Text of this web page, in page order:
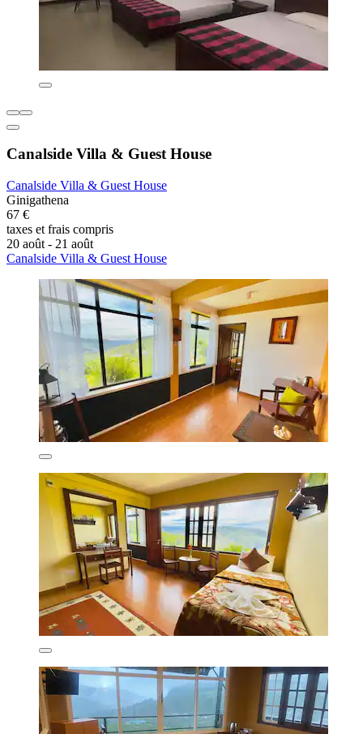
Canalside Villa & Guest House
Canalside Villa & Guest House
Ginigathena
67 €
taxes et frais compris
20 août - 21 août
Canalside Villa & Guest House